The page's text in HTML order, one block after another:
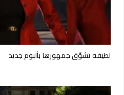
لطيفة تشوّق جمهورها بألبوم جديد